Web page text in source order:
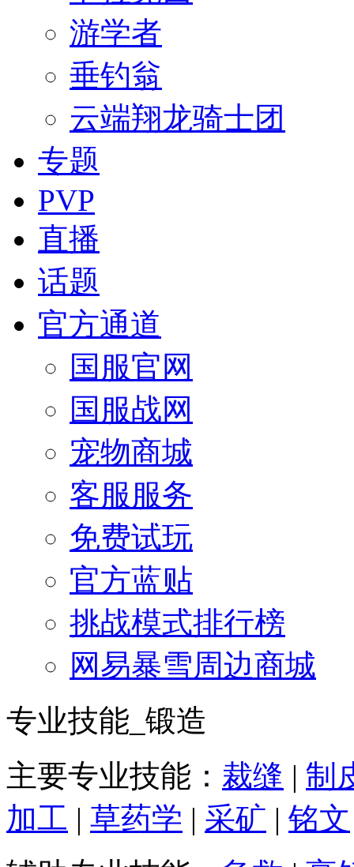
游学者
垂钓翁
云端翔龙骑士团
专题
PVP
直播
话题
官方通道
国服官网
国服战网
宠物商城
客服服务
免费试玩
官方蓝贴
挑战模式排行榜
网易暴雪周边商城
专业技能_锻造
主要专业技能： 裁缝 | 制
加工 | 草药学 | 采矿 | 铭文